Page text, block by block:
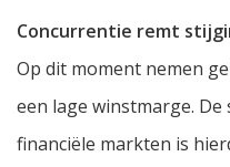
Concurrentie remt
Op dit moment nemen
een lage winstmarge.
financiële markten is